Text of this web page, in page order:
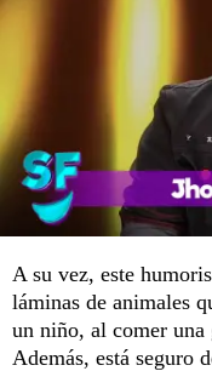
A su vez, este
láminas de animales
un niño, al comer una
Además, está seguro